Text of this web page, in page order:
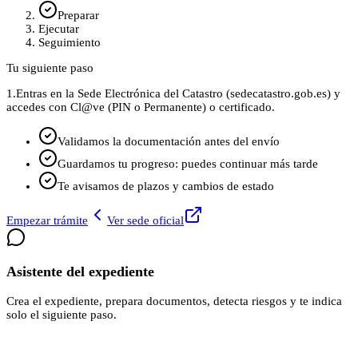
Preparar
Ejecutar
Seguimiento
Tu siguiente paso
1.Entras en la Sede Electrónica del Catastro (sedecatastro.gob.es) y
accedes con Cl@ve (PIN o Permanente) o certificado.
Validamos la documentación antes del envío
Guardamos tu progreso: puedes continuar más tarde
Te avisamos de plazos y cambios de estado
Empezar trámite Ver sede oficial
Asistente del expediente
Crea el expediente, prepara documentos, detecta riesgos y te indica
solo el siguiente paso.